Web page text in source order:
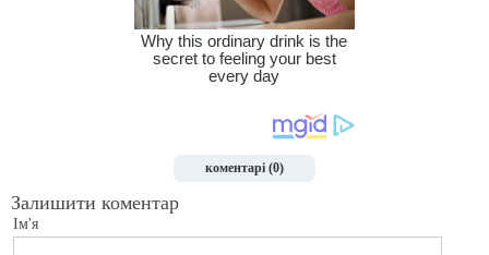
коментарі (0)
Залишити коментар
Ім'я